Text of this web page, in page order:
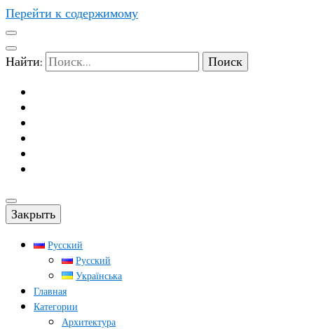
Перейти к содержимому
Найти:
Закрыть
Русский
Русский
Українська
Главная
Категории
Архитектура